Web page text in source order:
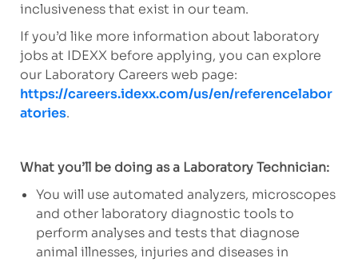
inclusiveness that exist in our team.
If you’d like more information about laboratory
jobs at IDEXX before applying, you can explore
our Laboratory Careers web page:
https://careers.idexx.com/us/en/referencelabor
atories.
What you’ll be doing as a Laboratory Technician:
You will use automated analyzers, microscopes
and other laboratory diagnostic tools to
perform analyses and tests that diagnose
animal illnesses, injuries and diseases in